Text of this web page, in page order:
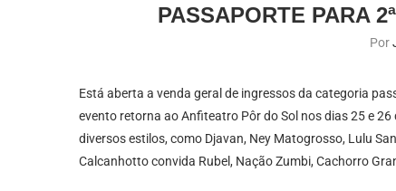
PASSAPORTE PARA
Por
Está aberta a venda geral de ingressos da categoria
evento retorna ao Anfiteatro Pôr do Sol nos dias 25 e
diversos estilos, como Djavan, Ney Matogrosso, Lulu
Calcanhotto convida Rubel, Nação Zumbi, Cachorro